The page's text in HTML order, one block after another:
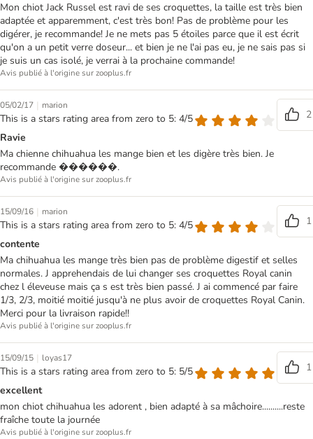
Mon chiot Jack Russel est ravi de ses croquettes, la taille est très bien
adaptée et apparemment, c'est très bon! Pas de problème pour les
digérer, je recommande! Je ne mets pas 5 étoiles parce que il est écrit
qu'on a un petit verre doseur... et bien je ne l'ai pas eu, je ne sais pas si
je suis un cas isolé, je verrai à la prochaine commande!
Avis publié à l'origine sur zooplus.fr
05/02/17 | marion
This is a stars rating area from zero to 5: 4/5
2
Ravie
Ma chienne chihuahua les mange bien et les digère très bien. Je
recommande ������.
Avis publié à l'origine sur zooplus.fr
15/09/16 | marion
This is a stars rating area from zero to 5: 4/5
1
contente
Ma chihuahua les mange très bien pas de problème digestif et selles
normales. J apprehendais de lui changer ses croquettes Royal canin
chez l éleveuse mais ça s est très bien passé. J ai commencé par faire
1/3, 2/3, moitié moitié jusqu'à ne plus avoir de croquettes Royal Canin.
Merci pour la livraison rapide!!
Avis publié à l'origine sur zooplus.fr
15/09/15 | loyas17
This is a stars rating area from zero to 5: 5/5
1
excellent
mon chiot chihuahua les adorent , bien adapté à sa mâchoire..........reste
fraîche toute la journée
Avis publié à l'origine sur zooplus.fr